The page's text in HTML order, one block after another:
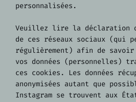
personnalisées.
Veuillez lire la déclaration
de ces réseaux sociaux (qui
régulièrement) afin de
vos données (personnelles)
ces cookies. Les données
anonymisées autant que
Instagram se trouvent aux